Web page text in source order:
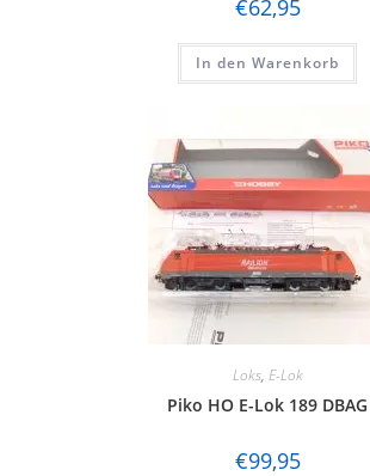
€62,95
In den Warenkorb
Loks, E-Lok
Piko HO E-Lok 189 DBAG
€99,95